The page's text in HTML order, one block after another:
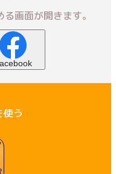
画面が開きます。
使う